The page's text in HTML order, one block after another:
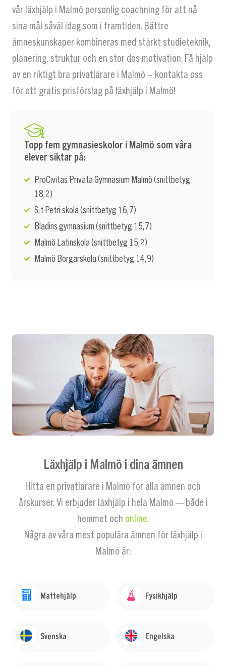
vår läxhjälp i Malmö personlig coachning för att nå
sina mål såväl idag som i framtiden. Bättre
ämneskunskaper kombineras med stärkt studieteknik,
planering, struktur och en stor dos motivation. Få hjälp
av en riktigt bra privatlärare i Malmö – kontakta oss
för ett gratis prisförslag på läxhjälp i Malmö!
Topp fem gymnasieskolor i Malmö som våra
elever siktar på:
ProCivitas Privata Gymnasium Malmö (snittbetyg
18,2)
S:t Petri skola (snittbetyg 16,7)
Bladins gymnasium (snittbetyg 15,7)
Malmö Latinskola (snittbetyg 15,2)
Malmö Borgarskola (snittbetyg 14,9)
Läxhjälp i Malmö i dina ämnen
Hitta en privatlärare i Malmö för alla ämnen och
årskurser. Vi erbjuder läxhjälp i hela Malmö — både i
hemmet och online.
Några av våra mest populära ämnen för läxhjälp i
Malmö är:
Mattehjälp Fysikhjälp
Svenska Engelska